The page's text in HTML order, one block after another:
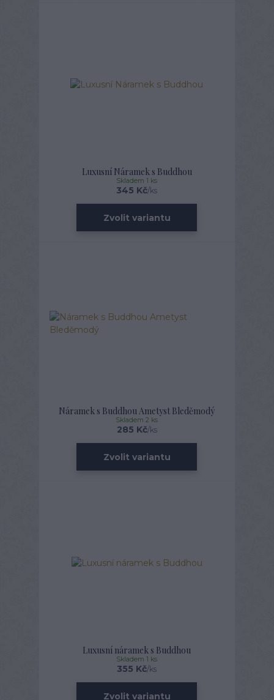
Luxusní Náramek s Buddhou
345 Kč/ks
Skladem 1 ks
Zvolit variantu
Náramek s Buddhou Ametyst Bleděmodý
285 Kč/ks
Skladem 2 ks
Zvolit variantu
Luxusní náramek s Buddhou
355 Kč/ks
Skladem 1 ks
Zvolit variantu